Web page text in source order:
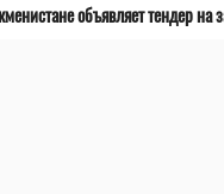
объявляет тендер